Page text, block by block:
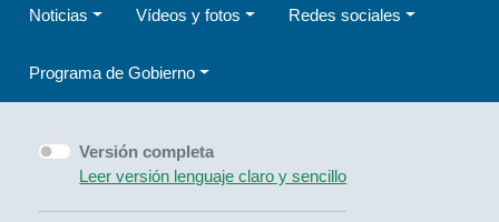
Noticias Vídeos y fotos Redes sociales
Programa de Gobierno
Versión completa
Leer versión lenguaje claro y sencillo